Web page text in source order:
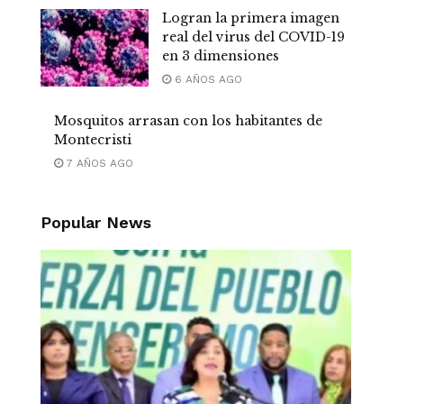
Logran la primera imagen
real del virus del COVID-19
en 3 dimensiones
6 AÑOS AGO
Mosquitos arrasan con los habitantes de
Montecristi
7 AÑOS AGO
Popular News